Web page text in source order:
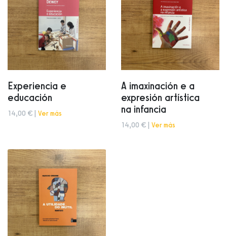
Experiencia e
educación
14,00 € | Ver más
A imaxinación e a
expresión artística
na infancia
14,00 € | Ver más